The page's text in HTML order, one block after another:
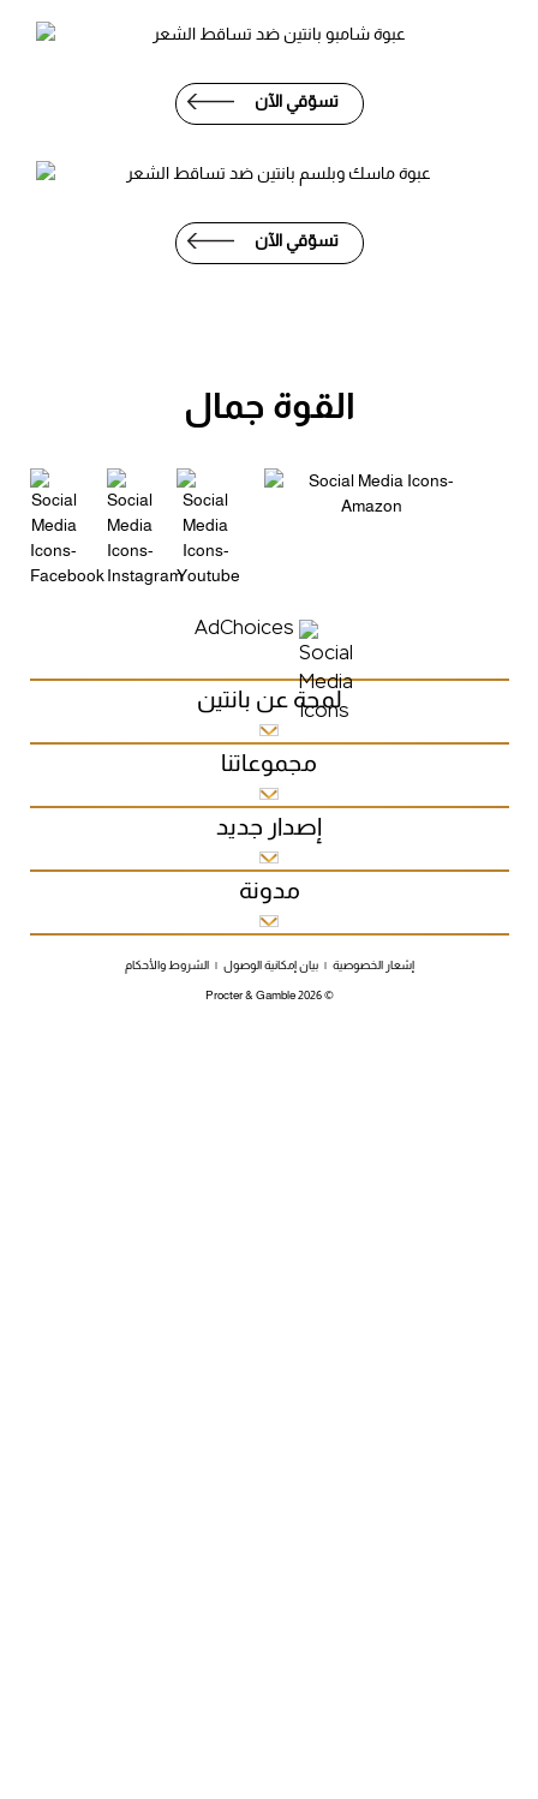
تسوّقي الآن
تسوّقي الآن
القوة جمال
AdChoices
لمحة عن بانتين
مجموعاتنا
إصدار جديد
مدونة
إشعار الخصوصية | بيان إمكانية الوصول | الشروط والأحكام
©
2026
Procter & Gamble